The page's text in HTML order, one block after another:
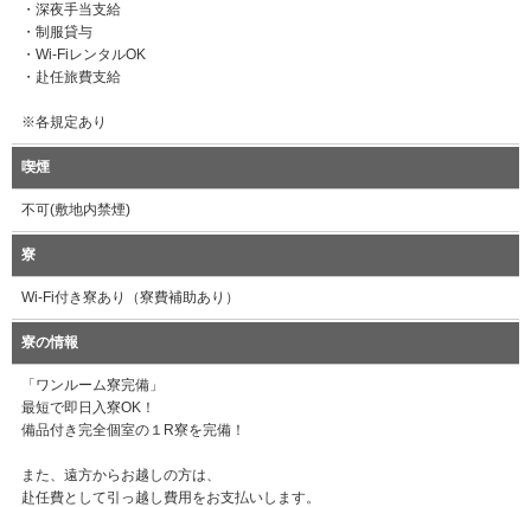
・深夜手当支給
・制服貸与
・Wi-FiレンタルOK
・赴任旅費支給
※各規定あり
喫煙
不可(敷地内禁煙)
寮
Wi-Fi付き寮あり（寮費補助あり）
寮の情報
「ワンルーム寮完備」
最短で即日入寮OK！
備品付き完全個室の１R寮を完備！
また、遠方からお越しの方は、
赴任費として引っ越し費用をお支払いします。